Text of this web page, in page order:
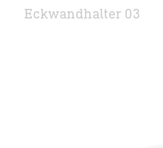
Eckwandhalter 03